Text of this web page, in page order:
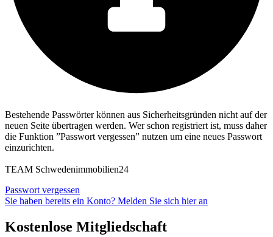
Bestehende Passwörter können aus Sicherheitsgründen nicht auf der
neuen Seite übertragen werden. Wer schon registriert ist, muss daher
die Funktion ”Passwort vergessen” nutzen um eine neues Passwort
einzurichten.
TEAM Schwedenimmobilien24
Passwort vergessen
Sie haben bereits ein Konto? Melden Sie sich hier an
Kostenlose Mitgliedschaft